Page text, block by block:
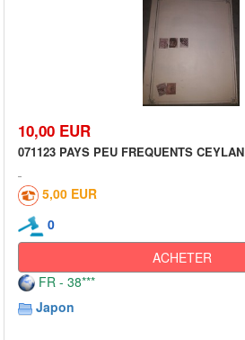
10,00 EUR
071123 PAYS PEU FREQUENTS CEYLAN
5,00 EUR
0
ACHETER
FR - 38***
Japon